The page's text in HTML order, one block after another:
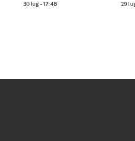
30 lug - 17:48 29